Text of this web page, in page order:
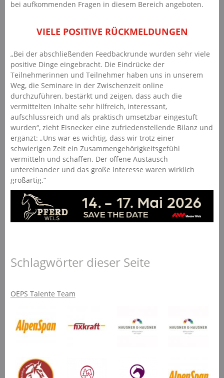
bei aufkommenden Fragen in diesem Bereich angeboten.
VIELE POSITIVE RÜCKMELDUNGEN
„Bei der abschließenden Feedbackrunde wurden sehr viele
positive Dinge eingebracht. Die Eindrücke der
Teilnehmerinnen und Teilnehmer haben uns in unserem
Weg, die Seminare in der Zwischenzeit online
durchzuführen, bestärkt und zeigen, dass auch die
vermittelten Inhalte sehr hilfreich, interessant,
aufschlussreich und als praktisch umsetzbar eingestuft
wurden“, zieht Eisnecker eine zufriedenstellende Bilanz und
ergänzt: „Uns war es wichtig, dass wir trotz einer
schwierigen Zeit ein Zusammengehörigkeitsgefühl
vermitteln und schaffen. Der offene Austausch
untereinander und das große Interesse waren wirklich
großartig.“
Schlagwörter dieser Seite
OEPS Talente Team